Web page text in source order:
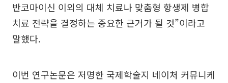
반코마이신 이외의 대체 치료나 맞춤형 항생제 병합
치료 전략을 결정하는 중요한 근거가 될 것”이라고
말했다.
이번 연구논문은 저명한 국제학술지 네이처 커뮤니케